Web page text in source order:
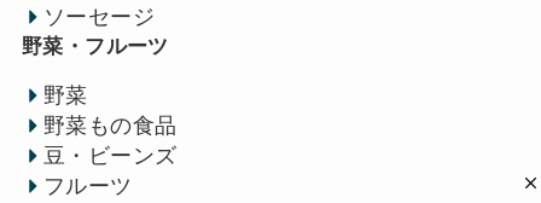
ソーセージ
野菜・フルーツ
野菜
野菜もの食品
豆・ビーンズ
フルーツ